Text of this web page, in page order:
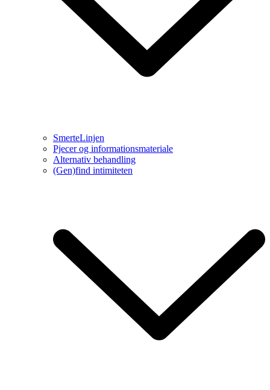
SmerteLinjen
Pjecer og informationsmateriale
Alternativ behandling
(Gen)find intimiteten